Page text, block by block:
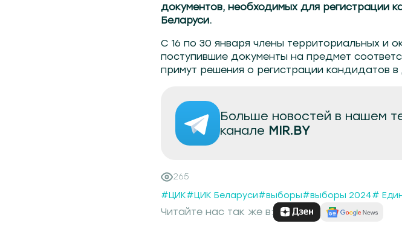
документов, необходимых для регистрации
Беларуси.
С 16 по 30 января члены территориальных и
поступившие документы на предмет
примут решения о регистрации кандидатов в
Больше новостей в нашем
канале MIR.BY
265
#ЦИК#ЦИК Беларуси#выборы#выборы 2024#
Читайте нас так же в: